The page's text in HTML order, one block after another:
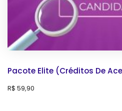
Pacote Elite (Créditos De
R$ 59,90